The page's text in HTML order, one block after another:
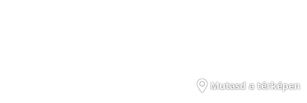
Mutasd a térképen